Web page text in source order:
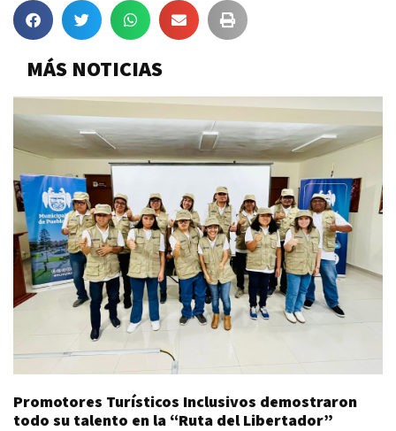
MÁS NOTICIAS
Promotores Turísticos Inclusivos demostraron
todo su talento en la “Ruta del Libertador”